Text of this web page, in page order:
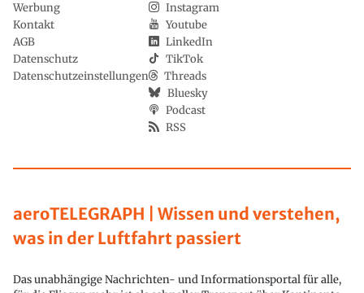
aeroTELEGRAPH | Wissen und verstehen,
was in der Luftfahrt passiert
Das unabhängige Nachrichten- und Informationsportal für alle,
Werbung
Kontakt
AGB
Datenschutz
Datenschutzeinstellungen
Instagram
Youtube
LinkedIn
TikTok
Threads
Bluesky
Podcast
RSS